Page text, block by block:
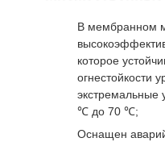
В мембранном
которое
огнестойкости
экстремальные
℃ до 70 ℃;
Оснащен